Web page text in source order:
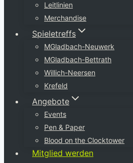
Leitlinien
Merchandise
Spieletreffs
MGladbach-Neuwerk
MGladbach-Bettrath
Willich-Neersen
Krefeld
Angebote
Events
Pen & Paper
Blood on the Clocktower
Mitglied werden